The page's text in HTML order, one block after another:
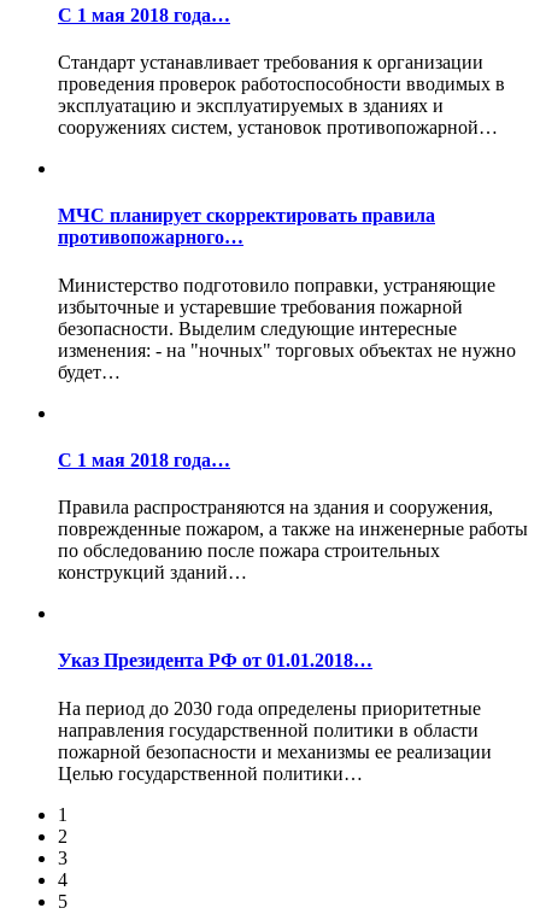
С 1 мая 2018 года…
Стандарт устанавливает требования к организации
проведения проверок работоспособности вводимых в
эксплуатацию и эксплуатируемых в зданиях и
сооружениях систем, установок противопожарной…
МЧС планирует скорректировать правила
противопожарного…
Министерство подготовило поправки, устраняющие
избыточные и устаревшие требования пожарной
безопасности. Выделим следующие интересные
изменения: - на "ночных" торговых объектах не нужно
будет…
С 1 мая 2018 года…
Правила распространяются на здания и сооружения,
поврежденные пожаром, а также на инженерные работы
по обследованию после пожара строительных
конструкций зданий…
Указ Президента РФ от 01.01.2018…
На период до 2030 года определены приоритетные
направления государственной политики в области
пожарной безопасности и механизмы ее реализации
Целью государственной политики…
1
2
3
4
5